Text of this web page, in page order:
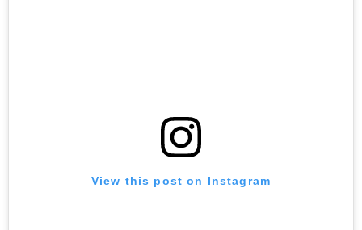
View this post on Instagram